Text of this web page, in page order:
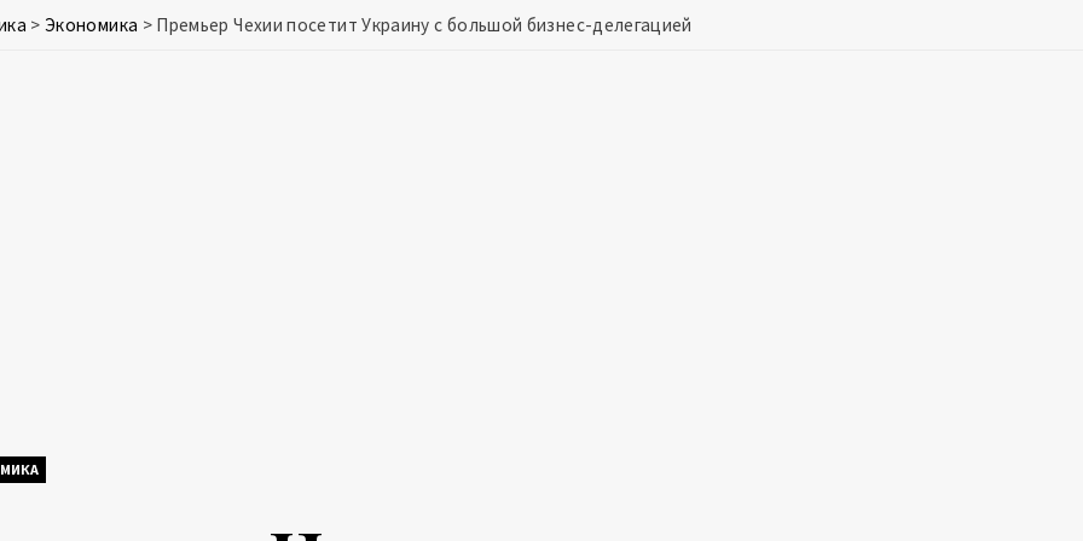
> Экономика > Премьер Чехии посетит Украину с большой бизнес-делегацией